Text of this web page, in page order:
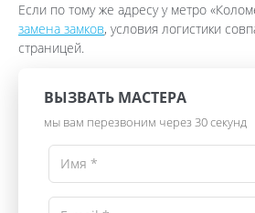
Если по тому же адресу у метро
замена замков, условия логистики
страницей.
ВЫЗВАТЬ МАСТЕРА
мы вам перезвоним через 30 секунд